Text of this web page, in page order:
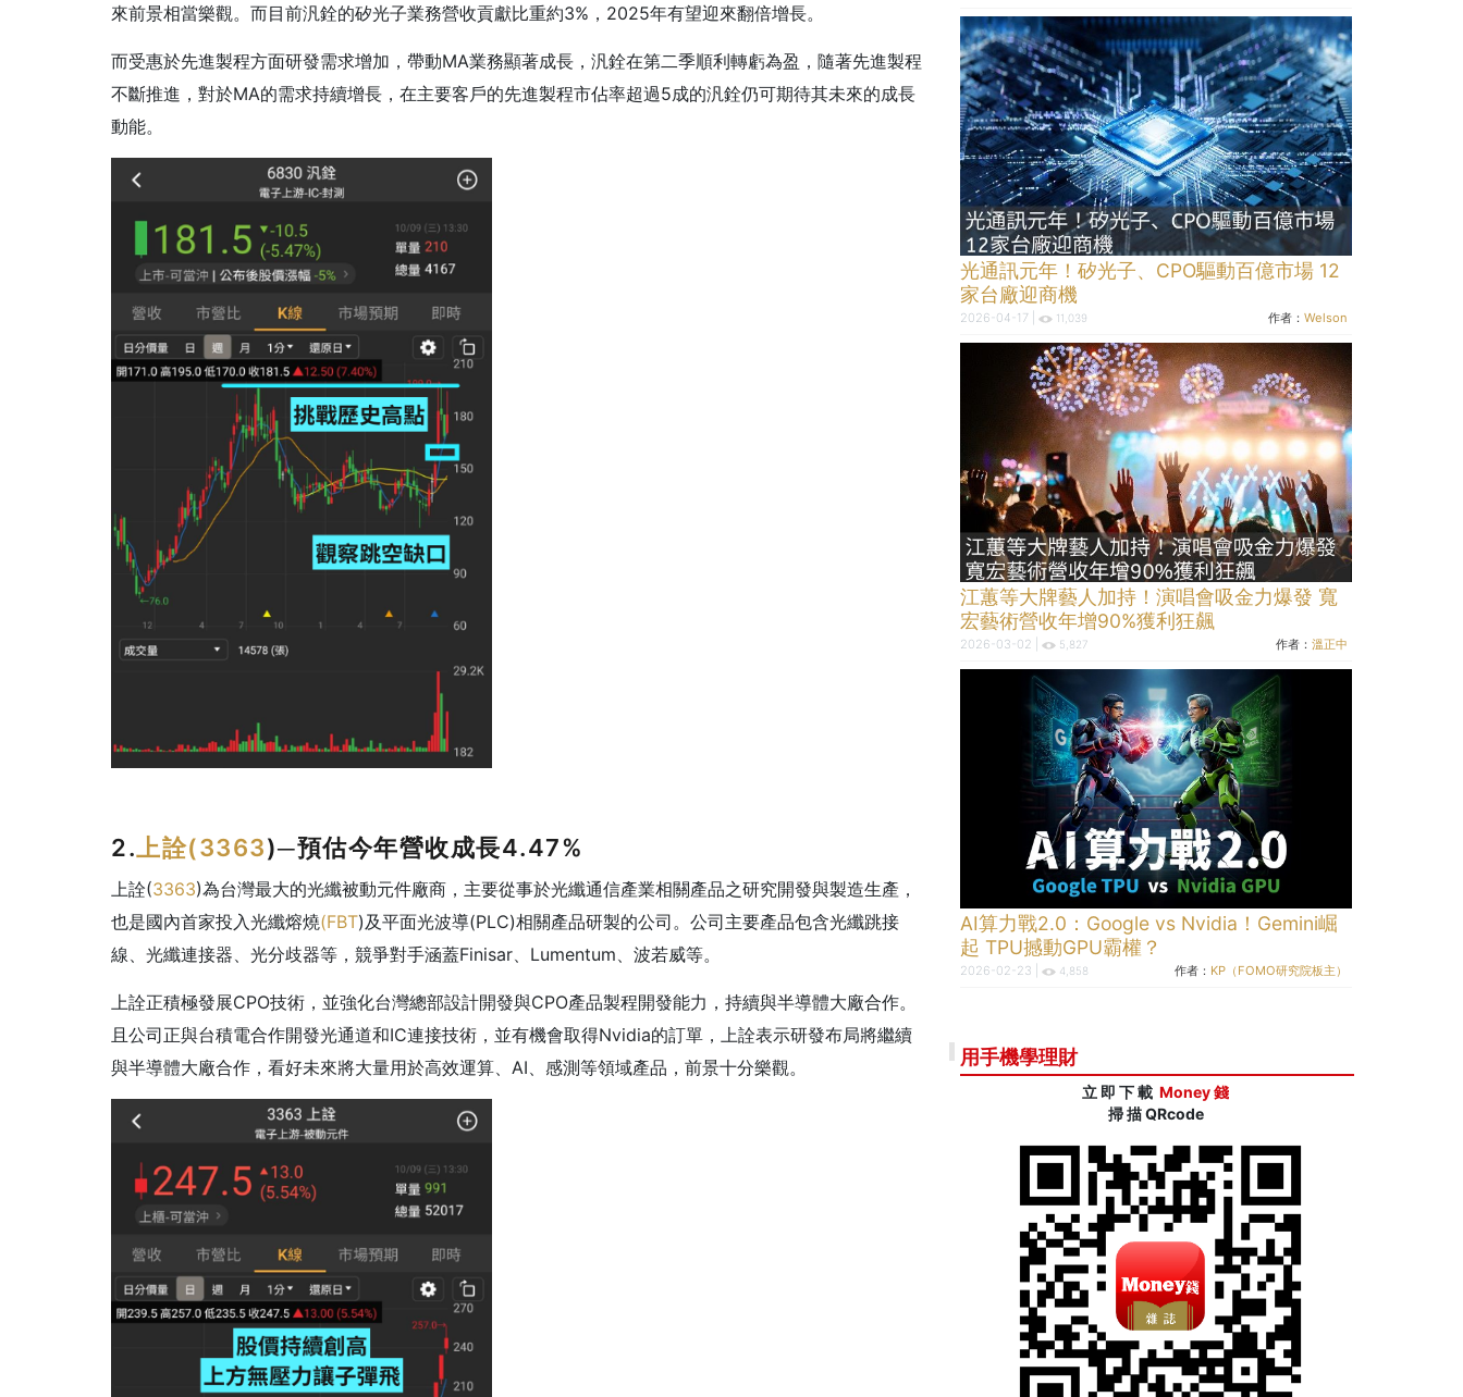
來前景相當樂觀。而目前汎銓的矽光子業務營收貢獻比重約3%，2025年有望迎來翻倍增長。
而受惠於先進製程方面研發需求增加，帶動MA業務顯著成長，汎銓在第二季順利轉虧為盈，隨著先進製程
不斷推進，對於MA的需求持續增長，在主要客戶的先進製程市佔率超過5成的汎銓仍可期待其未來的成長
動能。
2.上詮(3363)─預估今年營收成長4.47%
上詮(3363)為台灣最大的光纖被動元件廠商，主要從事於光纖通信產業相關產品之研究開發與製造生產，
也是國內首家投入光纖熔燒(FBT)及平面光波導(PLC)相關產品研製的公司。公司主要產品包含光纖跳接
線、光纖連接器、光分歧器等，競爭對手涵蓋Finisar、Lumentum、波若威等。
上詮正積極發展CPO技術，並強化台灣總部設計開發與CPO產品製程開發能力，持續與半導體大廠合作。
且公司正與台積電合作開發光通道和IC連接技術，並有機會取得Nvidia的訂單，上詮表示研發布局將繼續
與半導體大廠合作，看好未來將大量用於高效運算、AI、感測等領域產品，前景十分樂觀。
光通訊元年！矽光子、CPO驅動百億市場 12
家台廠迎商機
2026-04-17 | 11,039 作者：Welson
江蕙等大牌藝人加持！演唱會吸金力爆發 寬
宏藝術營收年增90%獲利狂飆
2026-03-02 | 5,827 作者：溫正中
AI算力戰2.0：Google vs Nvidia！Gemini崛
起 TPU撼動GPU霸權？
2026-02-23 | 4,858 作者： KP（FOMO研究院板主）
用手機學理財
立 即 下 載 Money 錢
掃 描 QRcode